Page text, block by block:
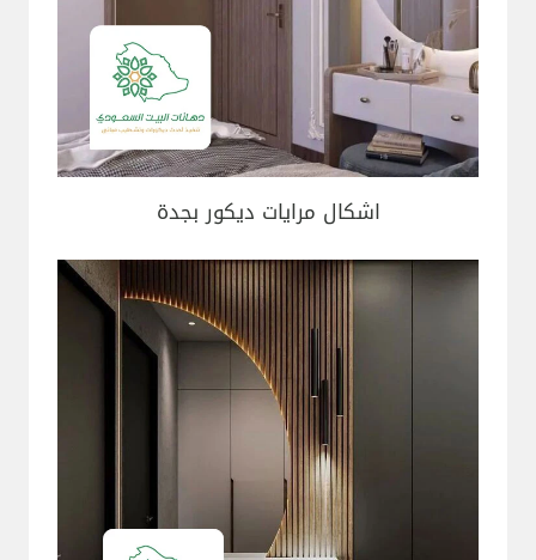
اشكال مرايات ديكور بجدة